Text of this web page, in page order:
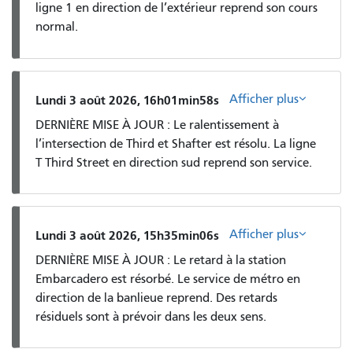
ligne 1 en direction de l’extérieur reprend son cours
normal.
Lundi 3 août 2026, 16h01min58s
Afficher plus
DERNIÈRE MISE À JOUR : Le ralentissement à
l’intersection de Third et Shafter est résolu. La ligne
T Third Street en direction sud reprend son service.
Lundi 3 août 2026, 15h35min06s
Afficher plus
DERNIÈRE MISE À JOUR : Le retard à la station
Embarcadero est résorbé. Le service de métro en
direction de la banlieue reprend. Des retards
résiduels sont à prévoir dans les deux sens.